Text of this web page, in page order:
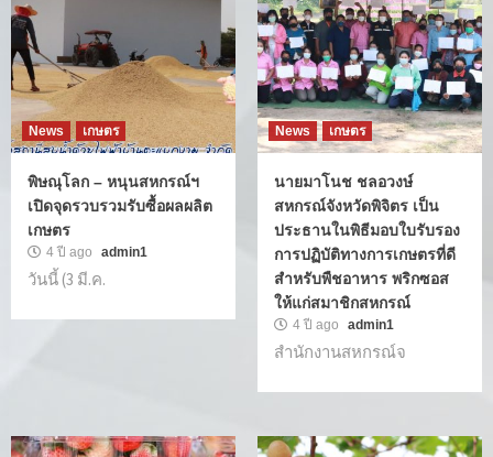
News เกษตร
พิษณุโลก – หนุนสหกรณ์ฯ
เปิดจุดรวบรวมรับซื้อผลผลิต
เกษตร
4 ปี ago admin1
วันนี้ (3 มี.ค.
News เกษตร
นายมาโนช ชลอวงษ์
สหกรณ์จังหวัดพิจิตร เป็น
ประธานในพิธีมอบใบรับรอง
การปฏิบัติทางการเกษตรที่ดี
สำหรับพืชอาหาร พริกซอส
ให้แก่สมาชิกสหกรณ์
4 ปี ago admin1
สำนักงานสหกรณ์จ